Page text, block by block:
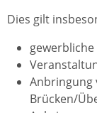
Dies gilt
Anbringung
Brücken/